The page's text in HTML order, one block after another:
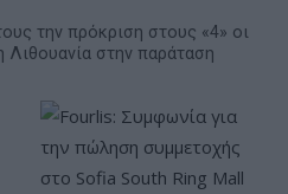
την πρόκριση στους «4» οι
Λιθουανία στην παράταση